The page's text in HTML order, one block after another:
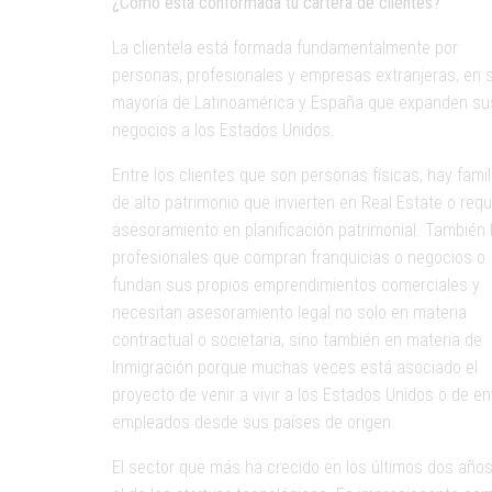
La clientela está formada fundamentalmente por
personas, profesionales y empresas extranjeras, en
mayoría de Latinoamérica y España que expanden
negocios a los Estados Unidos.
Entre los clientes que son personas físicas, hay
de alto patrimonio que invierten en Real Estate o
asesoramiento en planificación patrimonial. También
profesionales que compran franquicias o negocios o
fundan sus propios emprendimientos comerciales y
necesitan asesoramiento legal no solo en materia
contractual o societaria, sino también en materia de
Inmigración porque muchas veces está asociado el
proyecto de venir a vivir a los Estados Unidos o de
empleados desde sus países de origen.
El sector que más ha crecido en los últimos dos